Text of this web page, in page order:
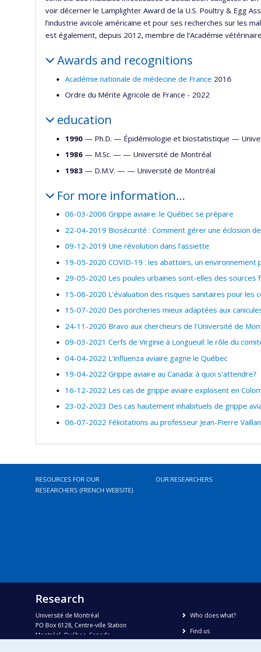
voir décerner le Lamplighter Award de la U.S. Poultry & Egg
l’industrie avicole américaine et pour ses recherches sur les
est également, depuis 2012, membre de l’Académie
Awards and recognitions
Académie nationale de médecine de France 2016
Ordre du Mérite Agricole de France - 2022
education
1990 — Ph.D. — Épidémiologie et biostatistique —
1986 — M.Sc. — — Université de Montréal
1983 — D.M.V. — — Université de Montréal
For more information…
06-03-2006 Grippe aviaire: le Québec se prépare
22-04-2019 Biosécurité : Comment gérer une éclosion
09-12-2019 Une révolution dans l’assiette
19-05-2020 COVID-19 : les abattoirs, un environnement
29-05-2020 Les poules urbaines sont-elles des sources
15-06-2020 L’évaluation des risques sanitaires pour les
15-07-2020 Des porcheries mieux adaptées aux
24-11-2020 Bravo aux chercheurs de l’Université de
09-03-2021 Cerfs de Virginie à Longueuil: le rôle du
04-04-2022 L’influenza aviaire gagne le Québec
19-04-2022 Grippe aviaire au Canada: à quoi s'attendre?
16-12-2022 Les cas de grippe aviaire explosent en
23-02-2023 Des cas hautement inhabituels de grippe
06-07-2022 Félicitations au professeur Jean-Pierre
RESOURCES FOR OUR
RESEARCHERS (FRENCH WEBSITE)
OUR RESEARCHERS
Research
Université de Montréal
PO Box 6128, Centre-ville Station
Montréal, Québec, Canada
Who does what?
Find us